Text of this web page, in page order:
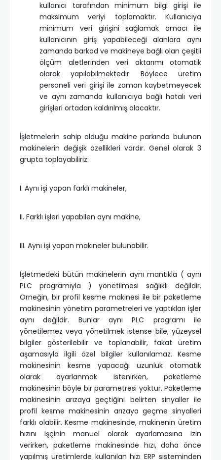
kullanıcı tarafından minimum bilgi girişi ile
maksimum veriyi toplamaktır. Kullanıcıya
minimum veri girişini sağlamak amacı ile
kullanıcının giriş yapabileceği alanlara aynı
zamanda barkod ve makineye bağlı olan çeşitli
ölçüm aletlerinden veri aktarımı otomatik
olarak yapılabilmektedir. Böylece üretim
personeli veri girişi ile zaman kaybetmeyecek
ve aynı zamanda kullanıcıya bağlı hatalı veri
girişleri ortadan kaldırılmış olacaktır.
İşletmelerin sahip olduğu makine parkında bulunan
makinelerin değişik özellikleri vardır. Genel olarak 3
grupta toplayabiliriz:
I. Aynı işi yapan farklı makineler,
II. Farklı işleri yapabilen aynı makine,
III. Aynı işi yapan makineler bulunabilir.
İşletmedeki bütün makinelerin aynı mantıkla ( aynı
PLC programıyla ) yönetilmesi sağlıklı değildir.
Örneğin, bir profil kesme makinesi ile bir paketleme
makinesinin yönetim parametreleri ve yaptıkları işler
aynı değildir. Bunlar aynı PLC programı ile
yönetilemez veya yönetilmek istense bile, yüzeysel
bilgiler gösterilebilir ve toplanabilir, fakat üretim
aşamasıyla ilgili özel bilgiler kullanılamaz. Kesme
makinesinin kesme yapacağı uzunluk otomatik
olarak ayarlanmak istenirken, paketleme
makinesinin böyle bir parametresi yoktur. Paketleme
makinesinin arızaya geçtiğini belirten sinyaller ile
profil kesme makinesinin arızaya geçme sinyalleri
farklı olabilir. Kesme makinesinde, makinenin üretim
hızını işçinin manuel olarak ayarlamasına izin
verirken, paketleme makinesinde hızı, daha önce
yapılmış üretimlerde kullanılan hızı ERP sisteminden